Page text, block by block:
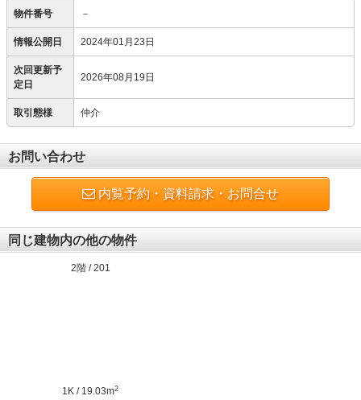
物件番号 －
情報公開日 2024年01月23日
次回更新予
定日
2026年08月19日
取引態様 仲介
お問い合わせ
内覧予約・資料請求・お問合せ
同じ建物内の他の物件
2階 / 201
1K / 19.03m2